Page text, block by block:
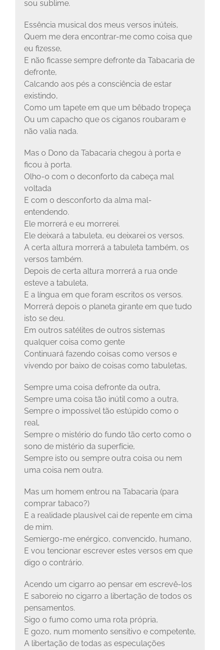
sou sublime.
Essência musical dos meus versos inúteis,
Quem me dera encontrar-me como coisa que
eu fizesse,
E não ficasse sempre defronte da Tabacaria de
defronte,
Calcando aos pés a consciência de estar
existindo,
Como um tapete em que um bêbado tropeça
Ou um capacho que os ciganos roubaram e
não valia nada.
Mas o Dono da Tabacaria chegou à porta e
ficou à porta.
Olho-o com o deconforto da cabeça mal
voltada
E com o desconforto da alma mal-
entendendo.
Ele morrerá e eu morrerei.
Ele deixará a tabuleta, eu deixarei os versos.
A certa altura morrerá a tabuleta também, os
versos também.
Depois de certa altura morrerá a rua onde
esteve a tabuleta,
E a língua em que foram escritos os versos.
Morrerá depois o planeta girante em que tudo
isto se deu.
Em outros satélites de outros sistemas
qualquer coisa como gente
Continuará fazendo coisas como versos e
vivendo por baixo de coisas como tabuletas,
Sempre uma coisa defronte da outra,
Sempre uma coisa tão inútil como a outra,
Sempre o impossível tão estúpido como o
real,
Sempre o mistério do fundo tão certo como o
sono de mistério da superfície,
Sempre isto ou sempre outra coisa ou nem
uma coisa nem outra.
Mas um homem entrou na Tabacaria (para
comprar tabaco?)
E a realidade plausível cai de repente em cima
de mim.
Semiergo-me enérgico, convencido, humano,
E vou tencionar escrever estes versos em que
digo o contrário.
Acendo um cigarro ao pensar em escrevê-los
E saboreio no cigarro a libertação de todos os
pensamentos.
Sigo o fumo como uma rota própria,
E gozo, num momento sensitivo e competente,
A libertação de todas as especulações